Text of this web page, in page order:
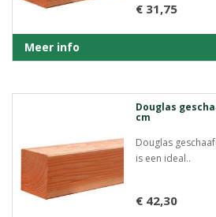
€ 31,75
Meer info
Douglas
cm
Douglas
is een ideal..
€ 42,30